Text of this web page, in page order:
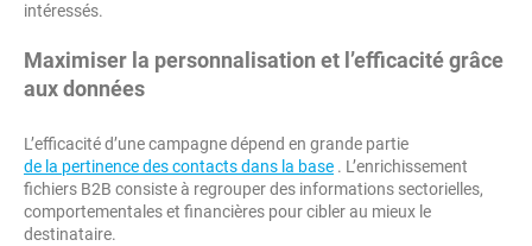
intéressés.
Maximiser la personnalisation et l’efficacité grâce
aux données
L’efficacité d’une campagne dépend en grande partie
de la pertinence des contacts dans la base . L’enrichissement
fichiers B2B consiste à regrouper des informations sectorielles,
comportementales et financières pour cibler au mieux le
destinataire.